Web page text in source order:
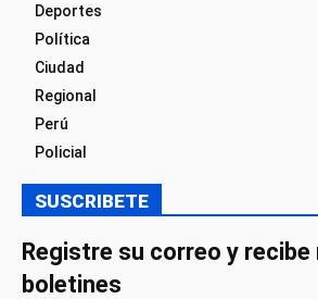
Deportes
Política
Ciudad
Regional
Perú
Policial
SUSCRIBETE
Registre su correo y
boletines